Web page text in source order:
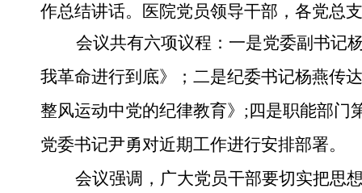
作总结讲话。医院党员领导干部，各党总
会议共有六项议程：一是党委副书记
我革命进行到底》；二是纪委书记杨燕传
整风运动中党的纪律教育》;四是职能部门
党委书记尹勇对近期工作进行安排部署。
会议强调，广大党员干部要切实把思